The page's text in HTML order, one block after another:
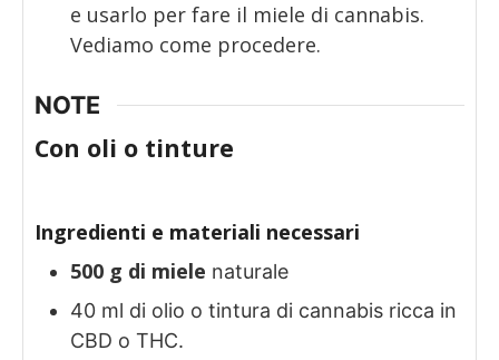
e usarlo per fare il miele di cannabis.
Vediamo come procedere.
NOTE
Con oli o tinture
Ingredienti e materiali necessari
500 g di miele naturale
40 ml di olio o tintura di cannabis ricca in
CBD o THC.